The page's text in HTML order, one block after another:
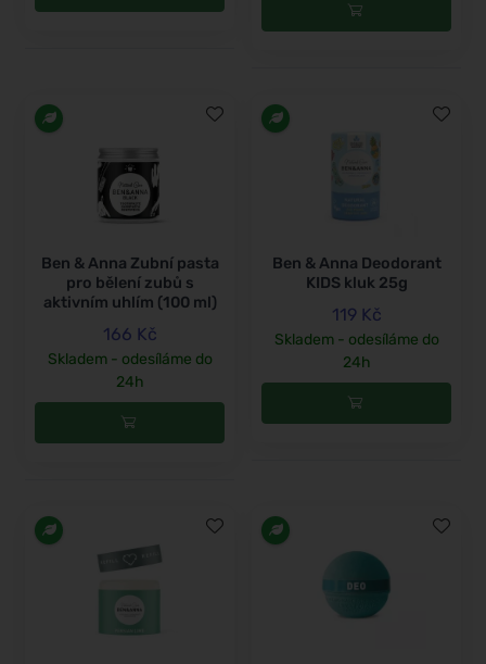
Ben & Anna Zubní pasta
pro bělení zubů s
aktivním uhlím (100 ml)
166 Kč
Skladem - odesíláme do
24h
Ben & Anna Deodorant
KIDS kluk 25g
119 Kč
Skladem - odesíláme do
24h